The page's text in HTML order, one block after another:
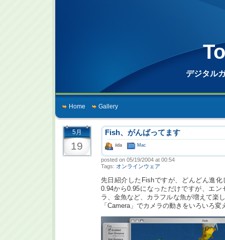
デジタル
Home Gallery
5月
19
Fish、がんばってます
iida Mac
posted on 05/19/2004 at 00:54
Tags: オンラインウェア
先日紹介したFishですが、どんどん進
0.94から0.95になっただけですが、エ
ラ、金魚など、カラフルな魚が増えて楽
「Camera」でカメラの動きをいろいろ